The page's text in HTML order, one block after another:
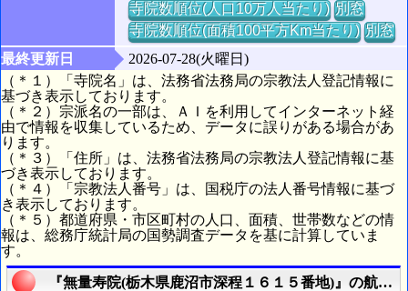
寺院数順位(人口10万人当たり) 別窓
寺院数順位(面積100平方Km当たり) 別窓
最終更新日
2026-07-28(火曜日)
（＊１）「寺院名」は、法務省法務局の宗教法人登記情報に
基づき表示しております。
（＊２）宗派名の一部は、ＡＩを利用してインターネット経
由で情報を収集しているため、データに誤りがある場合があ
ります。
（＊３）「住所」は、法務省法務局の宗教法人登記情報に基
づき表示しております。
（＊４）「宗教法人番号」は、国税庁の法人番号情報に基づ
き表示しております。
（＊５）都道府県・市区町村の人口、面積、世帯数などの情
報は、総務庁統計局の国勢調査データを基に計算していま
す。
『無量寿院(栃木県鹿沼市深程１６１５番地)』の航空